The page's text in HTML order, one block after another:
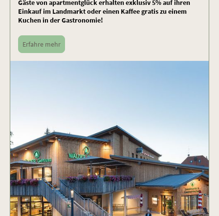
Gäste von apartmentglück erhalten exklusiv 5% auf ihren
Einkauf im Landmarkt oder einen Kaffee gratis zu einem
Kuchen in der Gastronomie!
Erfahre mehr